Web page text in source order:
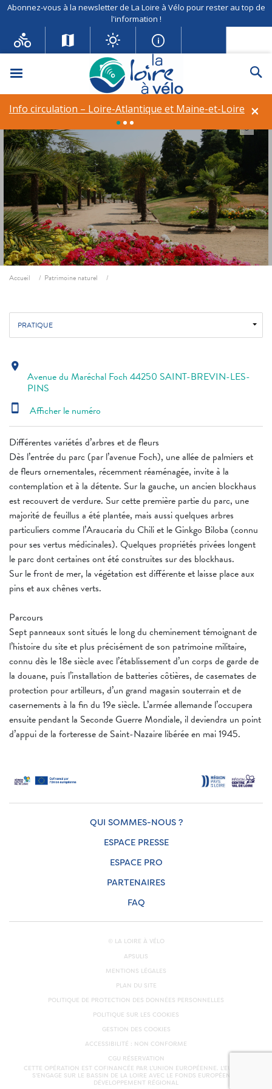
Abonnez-vous à la newsletter de La Loire à Vélo pour rester au top de
l'information !
Menu
×
Info circulation – Loire-Atlantique et Maine-et-Loire
©
Fil d'ariane
Accueil Patrimoine naturel
PRATIQUE
Différentes variétés d’arbres et de fleurs
Dès l’entrée du parc (par l’avenue Foch), une allée de palmiers et
de fleurs ornementales, récemment réaménagée, invite à la
contemplation et à la détente. Sur la gauche, un ancien blockhaus
est recouvert de verdure. Sur cette première partie du parc, une
majorité de feuillus a été plantée, mais aussi quelques arbres
particuliers comme l’Araucaria du Chili et le Ginkgo Biloba (connu
pour ses vertus médicinales). Quelques propriétés privées longent
le parc dont certaines ont été construites sur des blockhaus.
Sur le front de mer, la végétation est différente et laisse place aux
pins et aux chênes verts.
Parcours
Sept panneaux sont situés le long du cheminement témoignant de
l’histoire du site et plus précisément de son patrimoine militaire,
connu dès le 18e siècle avec l’établissement d’un corps de garde de
la douane, puis l’installation de batteries côtières, de casemates de
protection pour artilleurs, d’un grand magasin souterrain et de
casernements à la fin du 19e siècle. L’armée allemande l’occupera
ensuite pendant la Seconde Guerre Mondiale, il deviendra un point
d’appui de la forteresse de Saint-Nazaire libérée en mai 1945.
location_on
Avenue du Maréchal Foch 44250 SAINT-BREVIN-LES-
PINS
smartphone Afficher le numéro
QUI SOMMES-NOUS ?
ESPACE PRESSE
ESPACE PRO
PARTENAIRES
FAQ
© LA LOIRE À VÉLO
APSULIS
MENTIONS LÉGALES
PLAN DU SITE
POLITIQUE DE PROTECTION DES DONNÉES PERSONNELLES
POLITIQUE SUR LES COOKIES
GESTION DES COOKIES
ACCESSIBILITÉ : NON CONFORME
CGU RÉSERVATION
CETTE OPÉRATION EST COFINANCÉE PAR L’UNION EUROPÉENNE. L'EUROPE
S'ENGAGE SUR LE BASSIN DE LA LOIRE AVEC LE FONDS EUROPÉEN DE
DÉVELOPPEMENT RÉGIONAL